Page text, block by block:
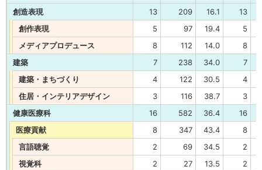
創造表現
13 209 16.1
13
創作表現
5 97 19.4
5
メディアプロデュース
8 112 14.0
8
建築
7 238 34.0
7
建築・まちづくり
4 122 30.5
4
住居・インテリアデザイン
3 116 38.7
3
健康医療科
16 582 36.4
16
医療貢献
8 347 43.4
8
言語聴覚
2 69 34.5
2
視覚科
2 27 13.5
2